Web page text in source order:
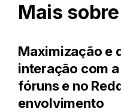
Mais
Maximização e
interação com
fóruns e no
envolvimento